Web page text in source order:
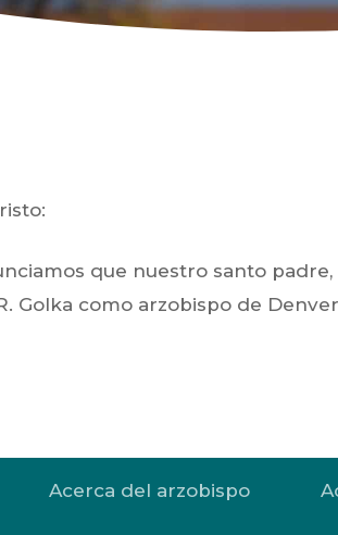
que nuestro santo padre,
Golka como arzobispo de
Acerca del arzobispo